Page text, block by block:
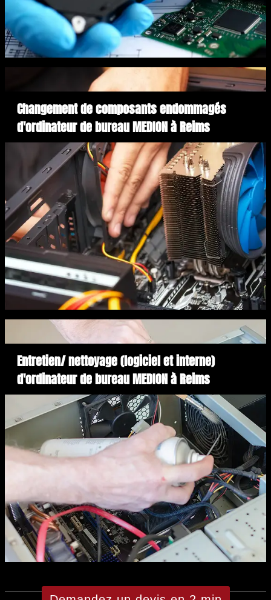
Changement de composants endommagés
d'ordinateur de bureau MEDION à Reims
Entretien/ nettoyage (logiciel et interne)
d'ordinateur de bureau MEDION à Reims